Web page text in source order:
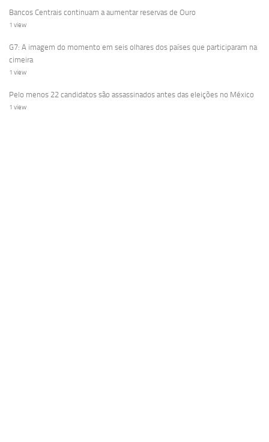
Bancos Centrais continuam a aumentar reservas de Ouro
1 view
G7: A imagem do momento em seis olhares dos países que participaram na
cimeira
1 view
Pelo menos 22 candidatos são assassinados antes das eleições no México
1 view